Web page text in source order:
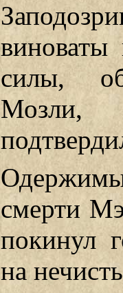
виноваты
силы,
Мозли,
смерти
покинул
на